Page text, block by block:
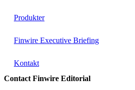
Produkter
Finwire Executive Briefing
Kontakt
Contact Finwire Editorial